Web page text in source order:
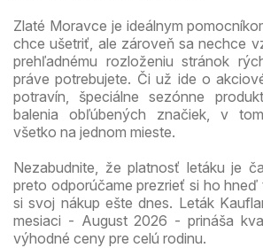
Zlaté Moravce je ideálnym
chce ušetriť, ale zároveň sa nechce
prehľadnému rozloženiu stránok
práve potrebujete. Či už ide o
potravín, špeciálne sezónne
balenia obľúbených značiek, v
všetko na jednom mieste.
Nezabudnite, že platnosť letáku je
preto odporúčame prezrieť si ho
si svoj nákup ešte dnes. Leták
mesiaci - August 2026 - prináša
výhodné ceny pre celú rodinu.